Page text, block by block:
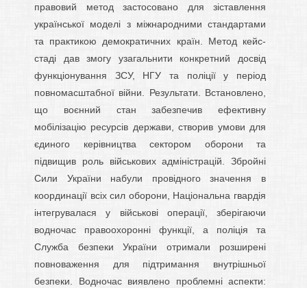
правовий метод застосовано для зіставлення
української моделі з міжнародними стандартами
та практикою демократичних країн. Метод кейс-
стаді дав змогу узагальнити конкретний досвід
функціонування ЗСУ, НГУ та поліції у період
повномасштабної війни. Результати. Встановлено,
що воєнний стан забезпечив ефективну
мобілізацію ресурсів держави, створив умови для
єдиного керівництва сектором оборони та
підвищив роль військових адміністрацій. Збройні
Сили України набули провідного значення в
координації всіх сил оборони, Національна гвардія
інтегрувалася у військові операції, зберігаючи
водночас правоохоронні функції, а поліція та
Служба безпеки України отримали розширені
повноваження для підтримання внутрішньої
безпеки. Водночас виявлено проблемні аспекти: